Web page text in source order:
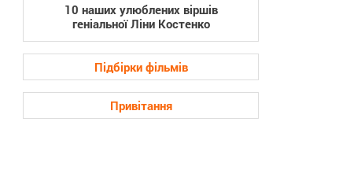
10 наших улюблених віршів
геніальної Ліни Костенко
Підбірки фільмів
Привітання